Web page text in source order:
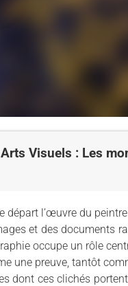
Visuels : Les
départ l’œuvre du
et des documents
occupe un rôle
une preuve, tantôt
dont ces clichés